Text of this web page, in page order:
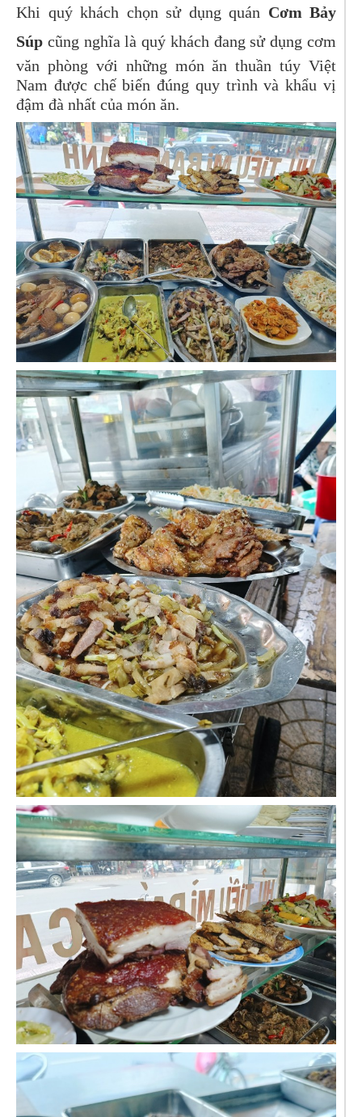
Khi quý khách chọn sử dụng quán Cơm Bảy
Súp cũng nghĩa là quý khách đang sử dụng cơm
văn phòng với những món ăn thuần túy Việt
Nam được chế biến đúng quy trình và khẩu vị
đậm đà nhất của món ăn.